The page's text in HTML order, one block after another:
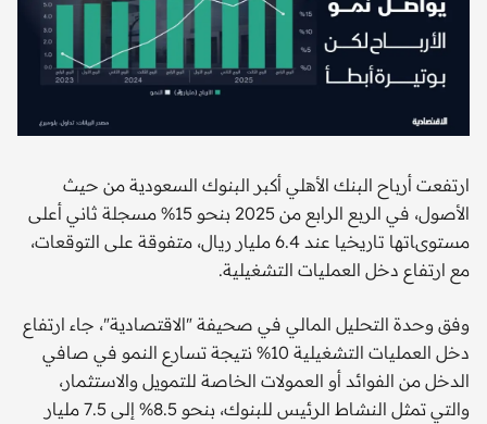
ارتفعت أرباح البنك الأهلي أكبر البنوك السعودية من حيث
الأصول، في الربع الرابع من 2025 بنحو 15% مسجلة ثاني أعلى
مستوىاتها تاريخيا عند 6.4 مليار ريال، متفوقة على التوقعات،
مع ارتفاع دخل العمليات التشغيلية.
وفق وحدة التحليل المالي في صحيفة "الاقتصادية"، جاء ارتفاع
دخل العمليات التشغيلية 10% نتيجة تسارع النمو في صافي
الدخل من الفوائد أو العمولات الخاصة للتمويل والاستثمار،
والتي تمثل النشاط الرئيس للبنوك، بنحو 8.5% إلى 7.5 مليار